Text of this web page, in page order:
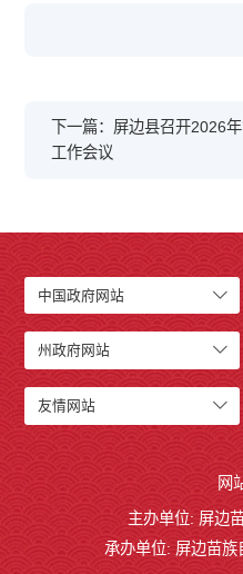
下一篇：屏边县召开2026
工作会议
中国政府网站
州政府网站
友情网站
网
主办单位: 屏边
承办单位: 屏边苗